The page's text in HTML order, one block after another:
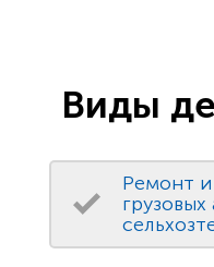
Виды
Ремонт